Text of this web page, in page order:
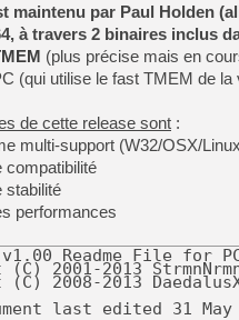
maintenu par Paul Holden
à travers 2 binaires inclus
(plus précise mais en
(qui utilise le fast TMEM de
de cette release sont :
multi-support (W32/OSX/
compatibilité
stabilité
performances
Readme File for
2001-2013
2008-2013
last edited 31 May